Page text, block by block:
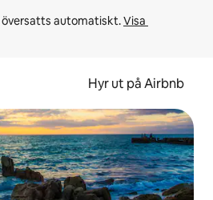
översatts automatiskt. Visa
Hyr ut på Airbnb